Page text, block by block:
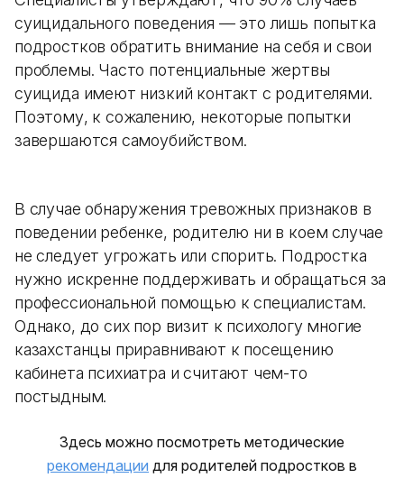
суицидального поведения — это лишь попытка
подростков обратить внимание на себя и свои
проблемы. Часто потенциальные жертвы
суицида имеют низкий контакт с родителями.
Поэтому, к сожалению, некоторые попытки
завершаются самоубийством.
В случае обнаружения тревожных признаков в
поведении ребенке, родителю ни в коем случае
не следует угрожать или спорить. Подростка
нужно искренне поддерживать и обращаться за
профессиональной помощью к специалистам.
Однако, до сих пор визит к психологу многие
казахстанцы приравнивают к посещению
кабинета психиатра и считают чем-то
постыдным.
Здесь можно посмотреть методические
рекомендации для родителей подростков в